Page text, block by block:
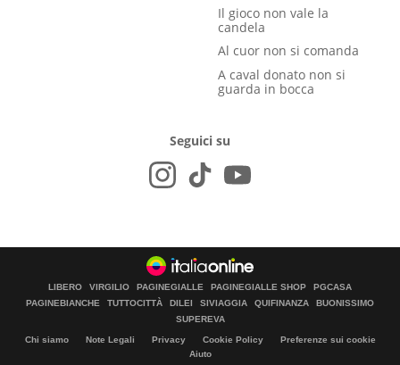
Il gioco non vale la
candela
Al cuor non si comanda
A caval donato non si
guarda in bocca
Seguici su
LIBERO VIRGILIO PAGINEGIALLE PAGINEGIALLE SHOP
PGCASA
PAGINEBIANCHE
TUTTOCITTÀ DILEI SIVIAGGIA QUIFINANZA
BUONISSIMO
SUPEREVA
Chi siamo Note Legali Privacy Cookie Policy
Preferenze sui cookie
Aiuto